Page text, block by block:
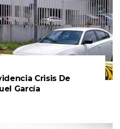
Crisis De
García